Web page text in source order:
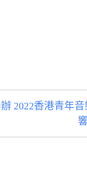
2022香港青年